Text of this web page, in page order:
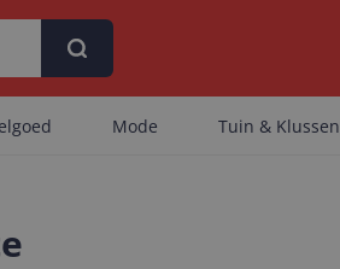
Mode Tuin & Klussen